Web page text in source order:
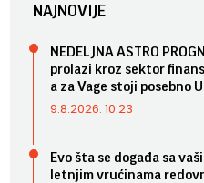
NAJNOVIJE
NEDELJNA ASTRO
prolazi kroz sektor
a za Vage stoji posebno
9.8.2026. 10:23
Evo šta se događa sa
letnjim vrućinama